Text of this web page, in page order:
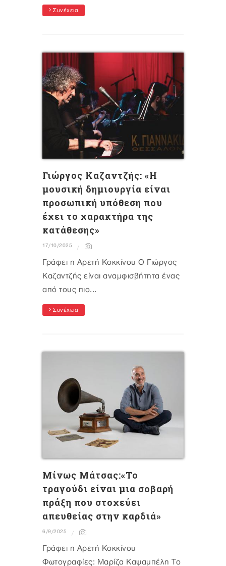
Συνέχεια
Γιώργος Καζαντζής: «Η
μουσική δημιουργία είναι
προσωπική υπόθεση που
έχει το χαρακτήρα της
κατάθεσης»
17/10/2025
Γράφει η Αρετή Κοκκίνου Ο Γιώργος
Καζαντζής είναι αναμφισβήτητα ένας
από τους πιο...
Συνέχεια
Mίνως Μάτσας:«Το
τραγούδι είναι μια σοβαρή
πράξη που στοχεύει
απευθείας στην καρδιά»
6/9/2025
Γράφει η Αρετή Κοκκίνου
Φωτογραφίες: Μαρίζα Καψαμπέλη Το